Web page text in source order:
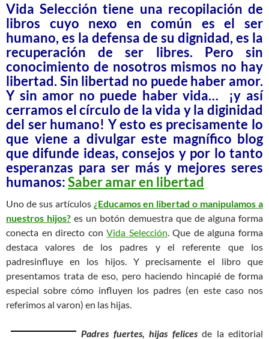
Vida Selección tiene una recopilación de
libros cuyo nexo en común es el ser
humano, es la defensa de su dignidad, es la
recuperación de ser libres. Pero sin
conocimiento de nosotros mismos no hay
libertad. Sin libertad no puede haber amor.
Y sin amor no puede haber vida… ¡y así
cerramos el círculo de la vida y la diginidad
del ser humano! Y esto es precisamente lo
que viene a divulgar este magnífico blog
que difunde ideas, consejos y por lo tanto
esperanzas para ser más y mejores seres
humanos:Saber amar en libertad
Uno de sus artículos ¿Educamos en libertad o manipulamos a
nuestros hijos? es un botón demuestra que de alguna forma
conecta en directo conVida Selección. Que de alguna forma
destaca valores de los padres y el referente que los
padresinfluye en los hijos. Y precisamente el libro que
presentamos trata de eso, pero haciendo hincapié de forma
especial sobre cómo influyen los padres (en este caso nos
referimos al varon) en las hijas.
Padres fuertes, hijas felicesde la editorial